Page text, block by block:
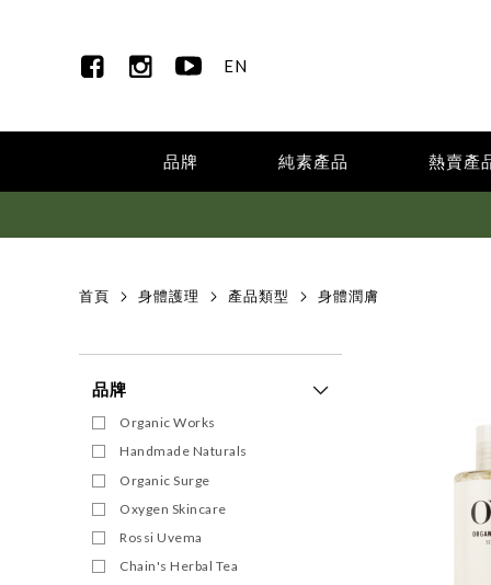
EN
品牌 純素產品 熱賣產
首頁 身體護理 產品類型 身體潤膚
品牌
Organic Works
Handmade Naturals
Organic Surge
Oxygen Skincare
Rossi Uvema
Chain's Herbal Tea